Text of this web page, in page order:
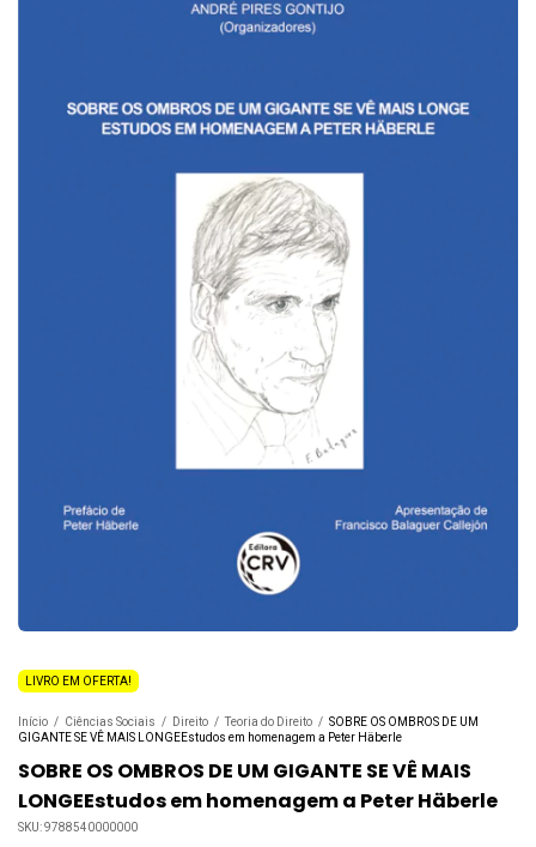
LIVRO EM OFERTA!
Início / Ciências Sociais / Direito / Teoria do Direito / SOBRE OS OMBROS DE UM
GIGANTE SE VÊ MAIS LONGEEstudos em homenagem a Peter Häberle
SOBRE OS OMBROS DE UM GIGANTE SE VÊ MAIS
LONGEEstudos em homenagem a Peter Häberle
SKU:9788540000000